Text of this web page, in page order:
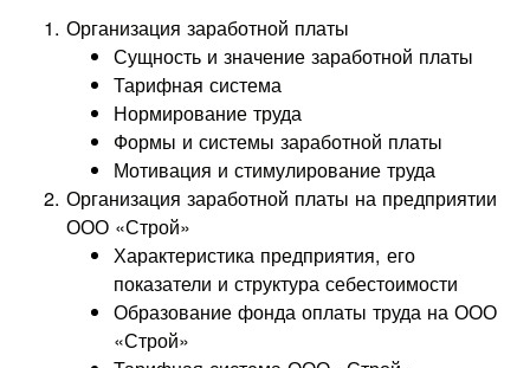
Организация заработной платы
Сущность и значение заработной платы
Тарифная система
Нормирование труда
Формы и системы заработной платы
Мотивация и стимулирование труда
Организация заработной платы на предприятии
ООО «Строй»
Характеристика предприятия, его
показатели и структура себестоимости
Образование фонда оплаты труда на ООО
«Строй»